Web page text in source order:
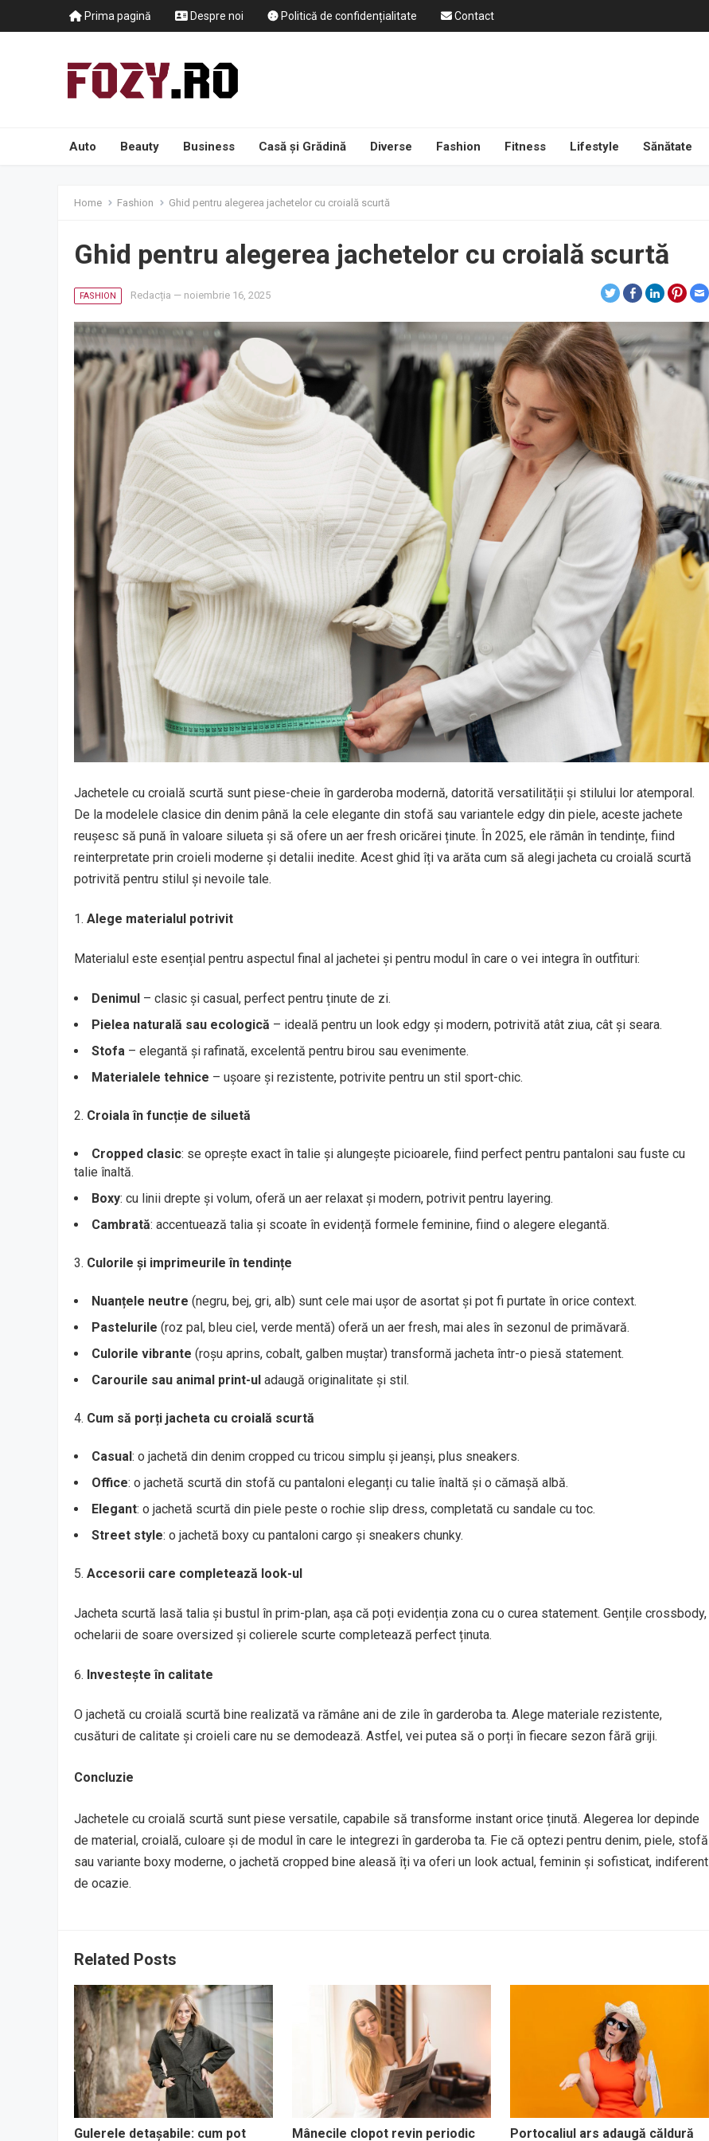
Prima pagină Despre noi Politică de confidențialitate Contact
Auto Beauty Business Casă și Grădină Diverse Fashion Fitness Lifestyle Sănătate
Home Fashion Ghid pentru alegerea jachetelor cu croială scurtă
Ghid pentru alegerea jachetelor cu croială scurtă
FASHION Redacția — noiembrie 16, 2025
Jachetele cu croială scurtă sunt piese-cheie în garderoba modernă, datorită versatilității și stilului lor atemporal.
De la modelele clasice din denim până la cele elegante din stofă sau variantele edgy din piele, aceste jachete
reușesc să pună în valoare silueta și să ofere un aer fresh oricărei ținute. În 2025, ele rămân în tendințe, fiind
reinterpretate prin croieli moderne și detalii inedite. Acest ghid îți va arăta cum să alegi jacheta cu croială scurtă
potrivită pentru stilul și nevoile tale.
Alege materialul potrivit
Materialul este esențial pentru aspectul final al jachetei și pentru modul în care o vei integra în outfituri:
Denimul – clasic și casual, perfect pentru ținute de zi.
Pielea naturală sau ecologică – ideală pentru un look edgy și modern, potrivită atât ziua, cât și seara.
Stofa – elegantă și rafinată, excelentă pentru birou sau evenimente.
Materialele tehnice – ușoare și rezistente, potrivite pentru un stil sport-chic.
Croiala în funcție de siluetă
Cropped clasic: se oprește exact în talie și alungește picioarele, fiind perfect pentru pantaloni sau fuste cu
talie înaltă.
Boxy: cu linii drepte și volum, oferă un aer relaxat și modern, potrivit pentru layering.
Cambrată: accentuează talia și scoate în evidență formele feminine, fiind o alegere elegantă.
Culorile și imprimeurile în tendințe
Nuanțele neutre (negru, bej, gri, alb) sunt cele mai ușor de asortat și pot fi purtate în orice context.
Pastelurile (roz pal, bleu ciel, verde mentă) oferă un aer fresh, mai ales în sezonul de primăvară.
Culorile vibrante (roșu aprins, cobalt, galben muștar) transformă jacheta într-o piesă statement.
Carourile sau animal print-ul adaugă originalitate și stil.
Cum să porți jacheta cu croială scurtă
Casual: o jachetă din denim cropped cu tricou simplu și jeanși, plus sneakers.
Office: o jachetă scurtă din stofă cu pantaloni eleganți cu talie înaltă și o cămașă albă.
Elegant: o jachetă scurtă din piele peste o rochie slip dress, completată cu sandale cu toc.
Street style: o jachetă boxy cu pantaloni cargo și sneakers chunky.
Accesorii care completează look-ul
Jacheta scurtă lasă talia și bustul în prim-plan, așa că poți evidenția zona cu o curea statement. Gențile crossbody,
ochelarii de soare oversized și colierele scurte completează perfect ținuta.
Investește în calitate
O jachetă cu croială scurtă bine realizată va rămâne ani de zile în garderoba ta. Alege materiale rezistente,
cusături de calitate și croieli care nu se demodează. Astfel, vei putea să o porți în fiecare sezon fără griji.
Concluzie
Jachetele cu croială scurtă sunt piese versatile, capabile să transforme instant orice ținută. Alegerea lor depinde
de material, croială, culoare și de modul în care le integrezi în garderoba ta. Fie că optezi pentru denim, piele, stofă
sau variante boxy moderne, o jachetă cropped bine aleasă îți va oferi un look actual, feminin și sofisticat, indiferent
de ocazie.
Related Posts
Gulerele detașabile: cum pot Mânecile clopot revin periodic Portocaliul ars adaugă căldură